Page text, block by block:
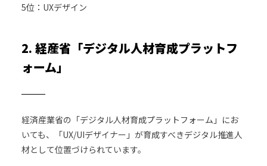
5位：UXデザイン
2. 経産省「デジタル人材育成プラットフ
ォーム」
経済産業省の「デジタル人材育成プラットフォーム」にお
いても、「UX/UIデザイナー」が育成すべきデジタル推進人
材として位置づけられています。